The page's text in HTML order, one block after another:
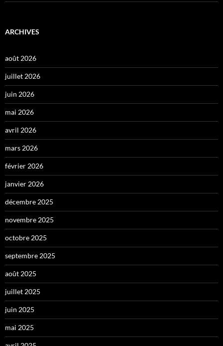
ARCHIVES
août 2026
juillet 2026
juin 2026
mai 2026
avril 2026
mars 2026
février 2026
janvier 2026
décembre 2025
novembre 2025
octobre 2025
septembre 2025
août 2025
juillet 2025
juin 2025
mai 2025